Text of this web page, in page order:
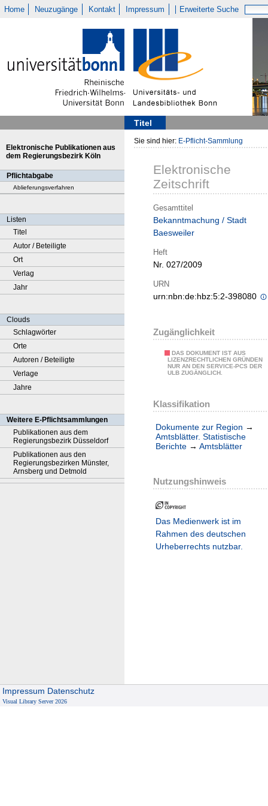
Home Neuzugänge Kontakt Impressum Erweiterte Suche
Titel
Elektronische Publikationen aus
dem Regierungsbezirk Köln
Pflichtabgabe
Ablieferungsverfahren
Listen
Titel
Autor / Beteiligte
Ort
Verlag
Jahr
Clouds
Schlagwörter
Orte
Autoren / Beteiligte
Verlage
Jahre
Weitere E-Pflichtsammlungen
Publikationen aus dem
Regierungsbezirk Düsseldorf
Publikationen aus den
Regierungsbezirken Münster,
Arnsberg und Detmold
Sie sind hier: E-Pflicht-Sammlung
Elektronische
Zeitschrift
Gesamttitel
Bekanntmachung / Stadt
Baesweiler
Heft
Nr. 027/2009
URN
urn:nbn:de:hbz:5:2-398080
Zugänglichkeit
DAS DOKUMENT IST AUS
LIZENZRECHTLICHEN GRÜNDEN
NUR AN DEN SERVICE-PCS DER
ULB ZUGÄNGLICH.
Klassifikation
Dokumente zur Region →
Amtsblätter. Statistische
Berichte → Amtsblätter
Nutzungshinweis
Das Medienwerk ist im
Rahmen des deutschen
Urheberrechts nutzbar.
Impressum Datenschutz
Visual Library Server 2026